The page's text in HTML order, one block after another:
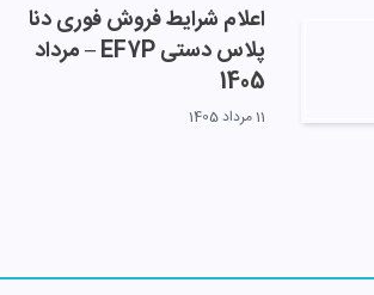
اعلام شرایط فروش فوری دنا
پلاس دستی EF7P – مرداد
1405
11 مرداد 1405